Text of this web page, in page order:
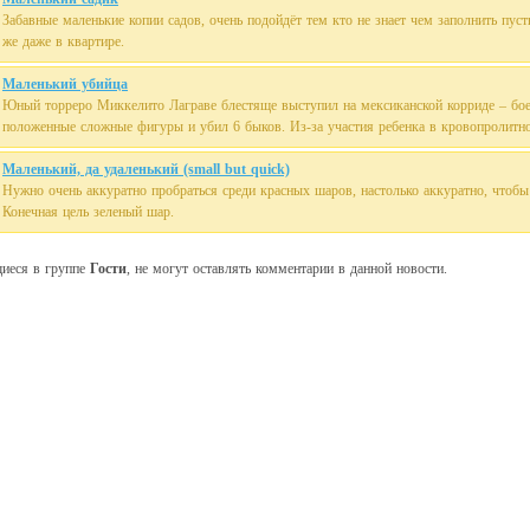
Забавные маленькие копии садов, очень подойдёт тем кто не знает чем заполнить
же даже в квартире.
Маленький убийца
Юный торреро Миккелито Лаграве блестяще выступил на мексиканской корриде –
положенные сложные фигуры и убил 6 быков. Из-за участия ребенка в
Маленький, да удаленький (small but quick)
Нужно очень аккуратно пробраться среди красных шаров, настолько аккуратно,
Конечная цель зеленый шар.
в группе Гости, не могут оставлять комментарии в данной новости.